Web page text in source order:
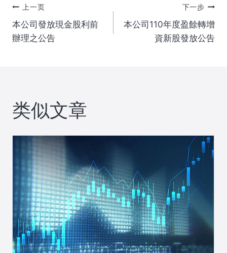
文
章
上一页
本公司發放現金股利前
辦理之公告
下一步
本公司110年度盈餘轉增
資新股發放公告
类似文章